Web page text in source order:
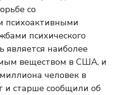
со
психоактивными
психического
является наиболее
веществом в США, и
человек в
и старше сообщили об